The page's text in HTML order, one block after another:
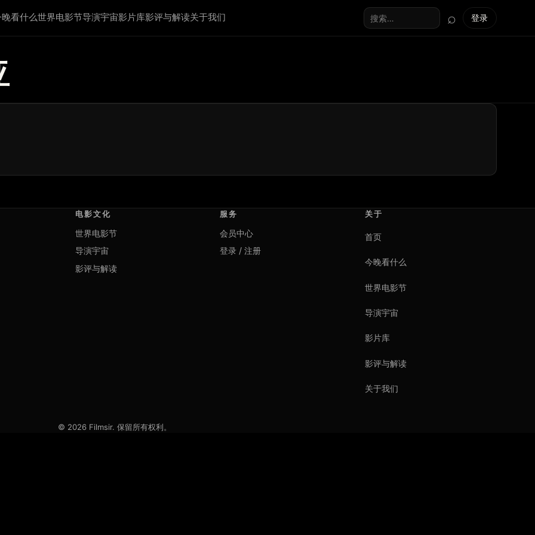
看什么世界电影节导演宇宙影片库影评与解读关于我们
搜索全站
⌕ 登录
电影文化
世界电影节
导演宇宙
影评与解读
服务
会员中心
登录 / 注册
关于
首页
今晚看什么
世界电影节
导演宇宙
影片库
影评与解读
关于我们
© 2026 Filmsir. 保留所有权利。